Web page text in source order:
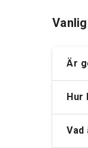
Är
Hur